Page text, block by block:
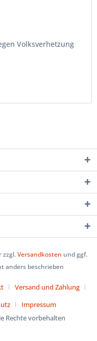
Volksverhetzung
zzgl.Versandkosten und ggf.
anders beschrieben
Versand und Zahlung
Impressum
Rechte vorbehalten